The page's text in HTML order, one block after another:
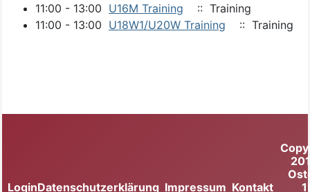
11:00 - 13:00 U16M Training
:: Training
11:00 - 13:00 U18W1/U20W Training :: Training
LoginDatenschutzerklärung Impressum Kontakt